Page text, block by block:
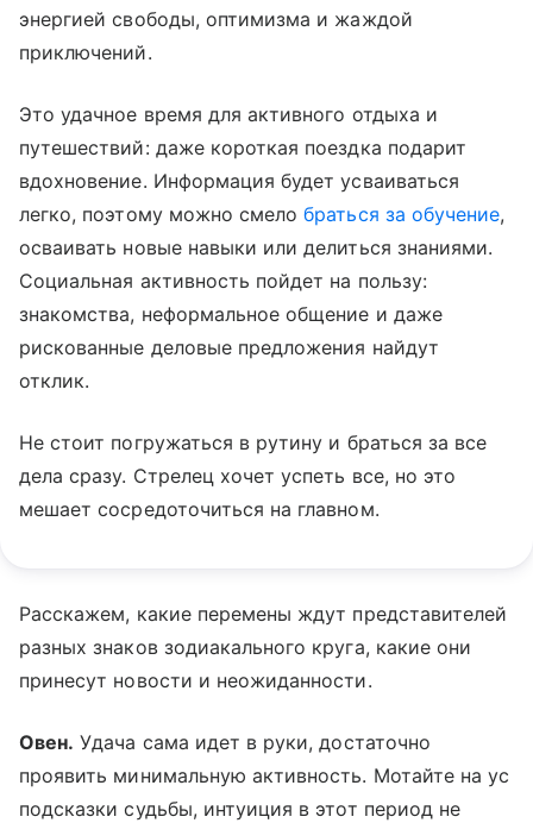
энергией свободы, оптимизма и жаждой
приключений.
Это удачное время для активного отдыха и
путешествий: даже короткая поездка подарит
вдохновение. Информация будет усваиваться
легко, поэтому можно смелобраться за обучение,
осваивать новые навыки или делиться знаниями.
Социальная активность пойдет на пользу:
знакомства, неформальное общение и даже
рискованные деловые предложения найдут
отклик.
Не стоит погружаться в рутину и браться за все
дела сразу. Стрелец хочет успеть все, но это
мешает сосредоточиться на главном.
Расскажем, какие перемены ждут представителей
разных знаков зодиакального круга, какие они
принесут новости и неожиданности.
Овен. Удача сама идет в руки, достаточно
проявить минимальную активность. Мотайте на ус
подсказки судьбы, интуиция в этот период не